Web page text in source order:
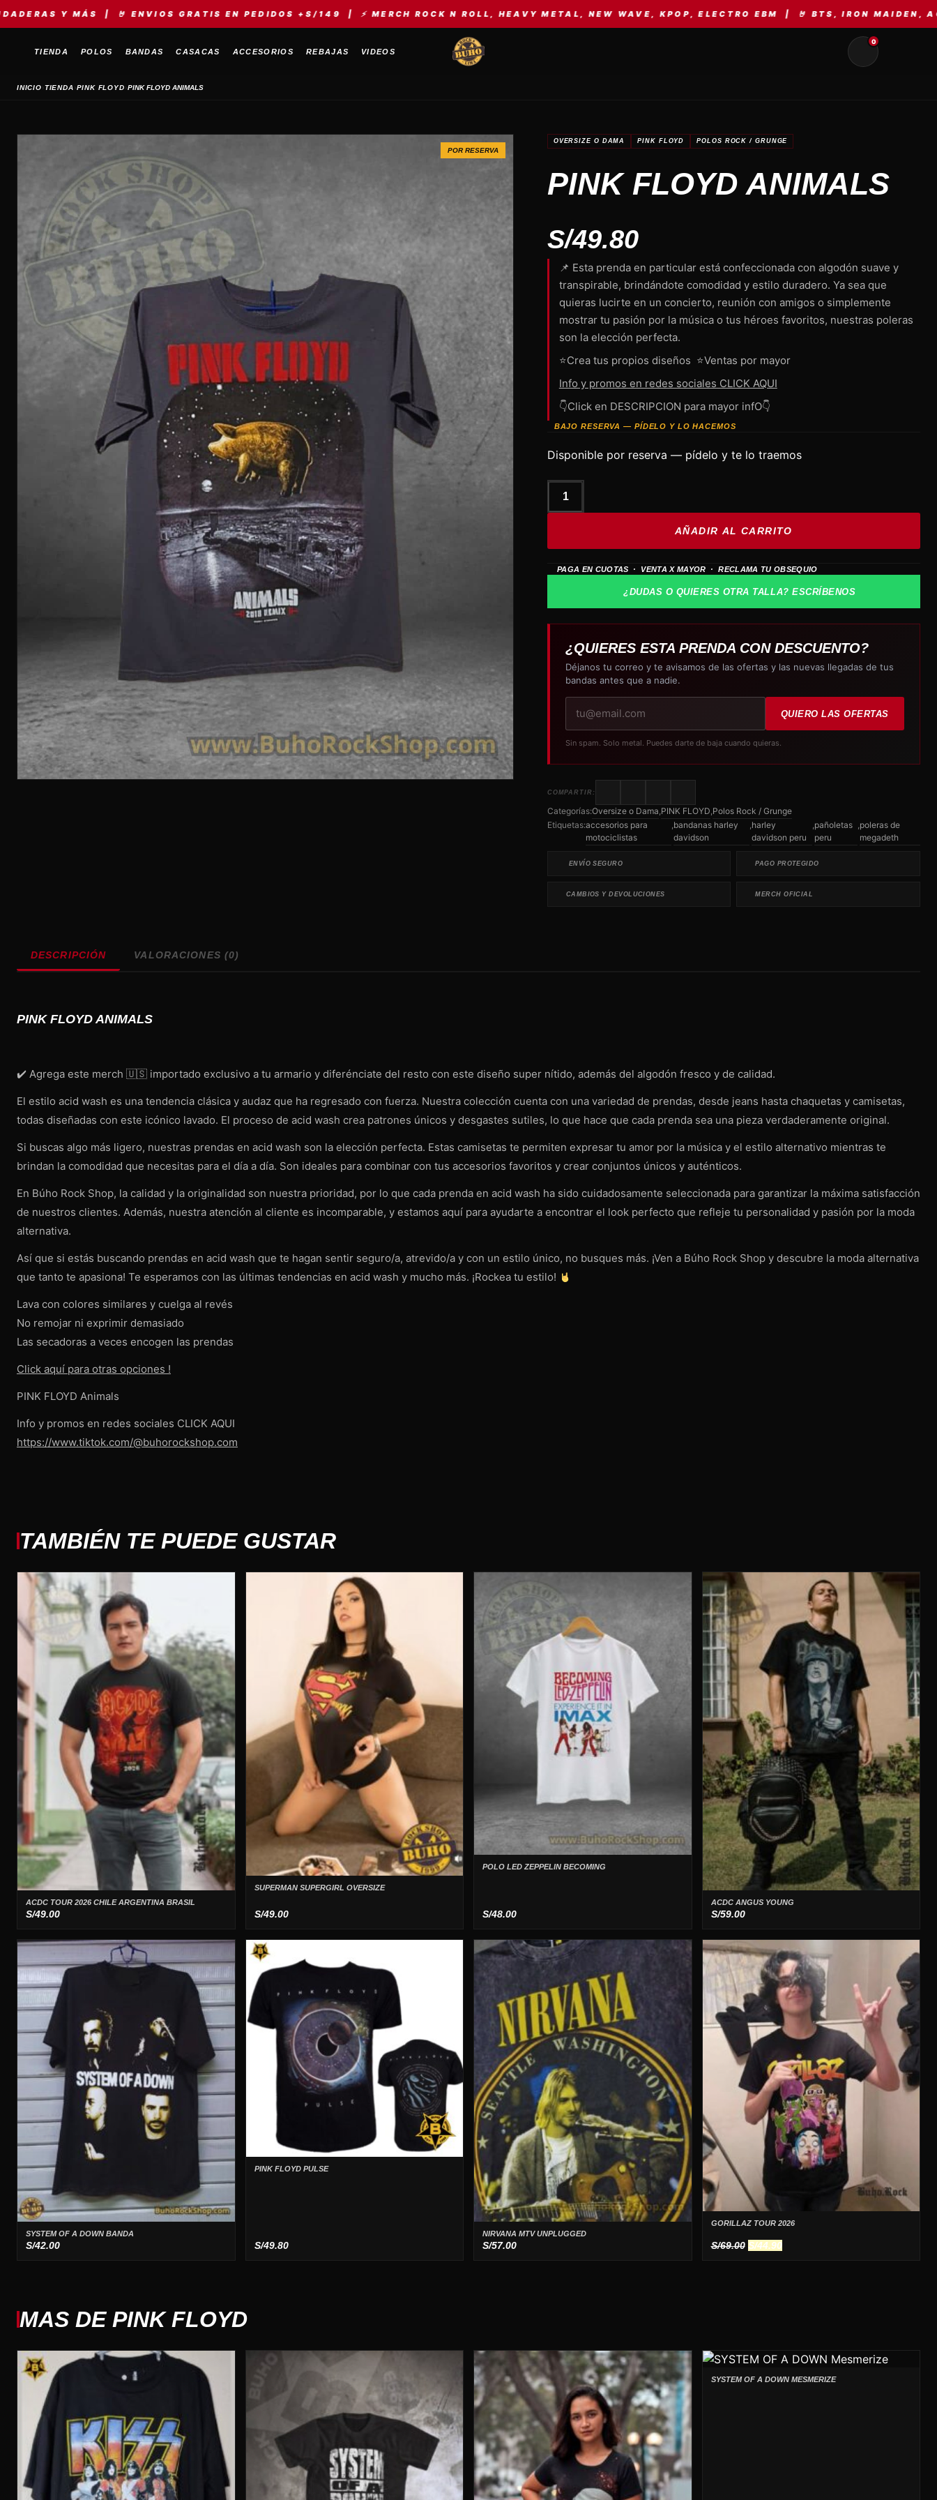
| 🤘 ENVIOS GRATIS EN PEDIDOS +S/149 | ⚡ MERCH ROCK N ROLL, HEAVY METAL, NEW WAVE, KPOP, ELECTRO EBM | 🤘 BTS, IRON MAIDEN, AC/DC,
TIENDA POLOS BANDAS CASACAS ACCESORIOS REBAJAS VIDEOS
0
INICIO›TIENDA›PINK FLOYD›PINK FLOYD ANIMALS
POR RESERVA
OVERSIZE O DAMA PINK FLOYD POLOS ROCK / GRUNGE
PINK FLOYD ANIMALS
S/49.80
📌 Esta prenda en particular está confeccionada con algodón suave y
transpirable, brindándote comodidad y estilo duradero. Ya sea que
quieras lucirte en un concierto, reunión con amigos o simplemente
mostrar tu pasión por la música o tus héroes favoritos, nuestras poleras
son la elección perfecta.
⭐Crea tus propios diseños ⭐Ventas por mayor
Info y promos en redes sociales CLICK AQUI
👇Click en DESCRIPCION para mayor infO👇
BAJO RESERVA — PÍDELO Y LO HACEMOS
Disponible por reserva — pídelo y te lo traemos
PINK
AÑADIR AL CARRITO
PAGA EN CUOTAS · VENTA X MAYOR · RECLAMA TU OBSEQUIO
¿DUDAS O QUIERES OTRA TALLA? ESCRÍBENOS
¿QUIERES ESTA PRENDA CON DESCUENTO?
Déjanos tu correo y te avisamos de las ofertas y las nuevas llegadas de tus
bandas antes que a nadie.
correo
electrónico
QUIERO LAS OFERTAS
Sin spam. Solo metal. Puedes darte de baja cuando quieras.
COMPARTIR:
Categorías:Oversize o Dama,PINK FLOYD,Polos Rock / Grunge
Etiquetas:accesorios para
motociclistas
,bandanas harley
davidson
,harley
davidson peru
,pañoletas
peru
,poleras de
megadeth
ENVÍO SEGURO PAGO PROTEGIDO
CAMBIOS Y DEVOLUCIONES MERCH OFICIAL
DESCRIPCIÓN VALORACIONES (0)
PINK FLOYD ANIMALS
✔️ Agrega este merch 🇺🇸 importado exclusivo a tu armario y diferénciate del resto con este diseño super nítido, además del algodón fresco y de calidad.
El estilo acid wash es una tendencia clásica y audaz que ha regresado con fuerza. Nuestra colección cuenta con una variedad de prendas, desde jeans hasta chaquetas y camisetas,
todas diseñadas con este icónico lavado. El proceso de acid wash crea patrones únicos y desgastes sutiles, lo que hace que cada prenda sea una pieza verdaderamente original.
Si buscas algo más ligero, nuestras prendas en acid wash son la elección perfecta. Estas camisetas te permiten expresar tu amor por la música y el estilo alternativo mientras te
brindan la comodidad que necesitas para el día a día. Son ideales para combinar con tus accesorios favoritos y crear conjuntos únicos y auténticos.
En Búho Rock Shop, la calidad y la originalidad son nuestra prioridad, por lo que cada prenda en acid wash ha sido cuidadosamente seleccionada para garantizar la máxima satisfacción
de nuestros clientes. Además, nuestra atención al cliente es incomparable, y estamos aquí para ayudarte a encontrar el look perfecto que refleje tu personalidad y pasión por la moda
alternativa.
Así que si estás buscando prendas en acid wash que te hagan sentir seguro/a, atrevido/a y con un estilo único, no busques más. ¡Ven a Búho Rock Shop y descubre la moda alternativa
que tanto te apasiona! Te esperamos con las últimas tendencias en acid wash y mucho más. ¡Rockea tu estilo!
Lava con colores similares y cuelga al revés
No remojar ni exprimir demasiado
Las secadoras a veces encogen las prendas
Click aquí para otras opciones !
PINK FLOYD Animals
Info y promos en redes sociales CLICK AQUI
https://www.tiktok.com/@buhorockshop.com
TAMBIÉN TE PUEDE GUSTAR
ACDC TOUR 2026 CHILE ARGENTINA BRASIL
S/49.00
SUPERMAN SUPERGIRL OVERSIZE
S/49.00
POLO LED ZEPPELIN BECOMING
S/48.00
ACDC ANGUS YOUNG
S/59.00
SYSTEM OF A DOWN BANDA
S/42.00
PINK FLOYD PULSE
S/49.80
NIRVANA MTV UNPLUGGED
S/57.00
GORILLAZ TOUR 2026
S/69.00 El
S/44.90El
MAS DE PINK FLOYD
SYSTEM OF A DOWN MESMERIZE